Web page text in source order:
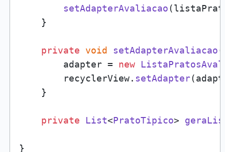
setAdapterAvaliacao
    }
private void setAdapterAvaliacao(
        adapter =
new
        recyclerView.
setAdapter
    }
private List<PratoTipico>